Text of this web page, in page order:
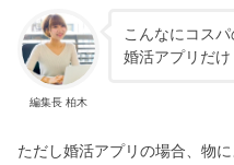
編集長 柏木
こんなにコス
婚活アプリだけ
ただし婚活アプリの場合、物